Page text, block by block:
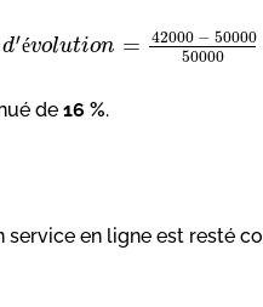
d′évolution = 42000 − 50000
50000
de 16 %.
service en ligne est resté